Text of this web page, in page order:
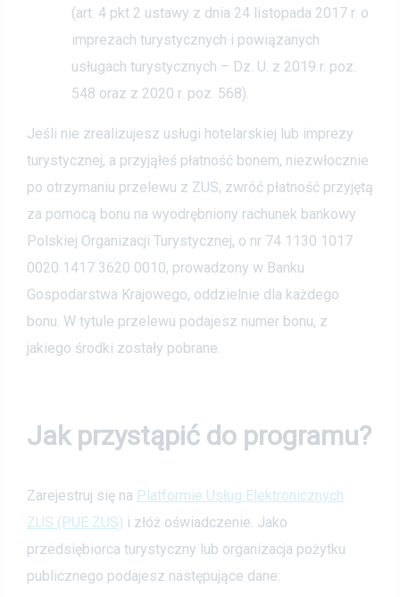
(art. 4 pkt 2 ustawy z dnia 24 listopada 2017 r. o
imprezach turystycznych i powiązanych
usługach turystycznych – Dz. U. z 2019 r. poz.
548 oraz z 2020 r. poz. 568).
Jeśli nie zrealizujesz usługi hotelarskiej lub imprezy
turystycznej, a przyjąłeś płatność bonem, niezwłocznie
po otrzymaniu przelewu z ZUS, zwróć płatność przyjętą
za pomocą bonu na wyodrębniony rachunek bankowy
Polskiej Organizacji Turystycznej, o nr 74 1130 1017
0020 1417 3620 0010, prowadzony w Banku
Gospodarstwa Krajowego, oddzielnie dla każdego
bonu. W tytule przelewu podajesz numer bonu, z
jakiego środki zostały pobrane.
Jak przystąpić do programu?
Zarejestruj się na Platformie Usług Elektronicznych
ZUS (PUE ZUS) i złóż oświadczenie. Jako
przedsiębiorca turystyczny lub organizacja pożytku
publicznego podajesz następujące dane: